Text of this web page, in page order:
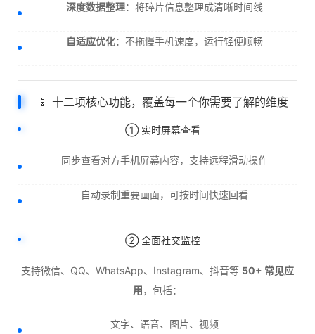
深度数据整理：将碎片信息整理成清晰时间线
自适应优化：不拖慢手机速度，运行轻便顺畅
📱 十二项核心功能，覆盖每一个你需要了解的维度
① 实时屏幕查看
同步查看对方手机屏幕内容，支持远程滑动操作
自动录制重要画面，可按时间快速回看
② 全面社交监控
支持微信、QQ、WhatsApp、Instagram、抖音等 50+ 常见应
用，包括：
文字、语音、图片、视频